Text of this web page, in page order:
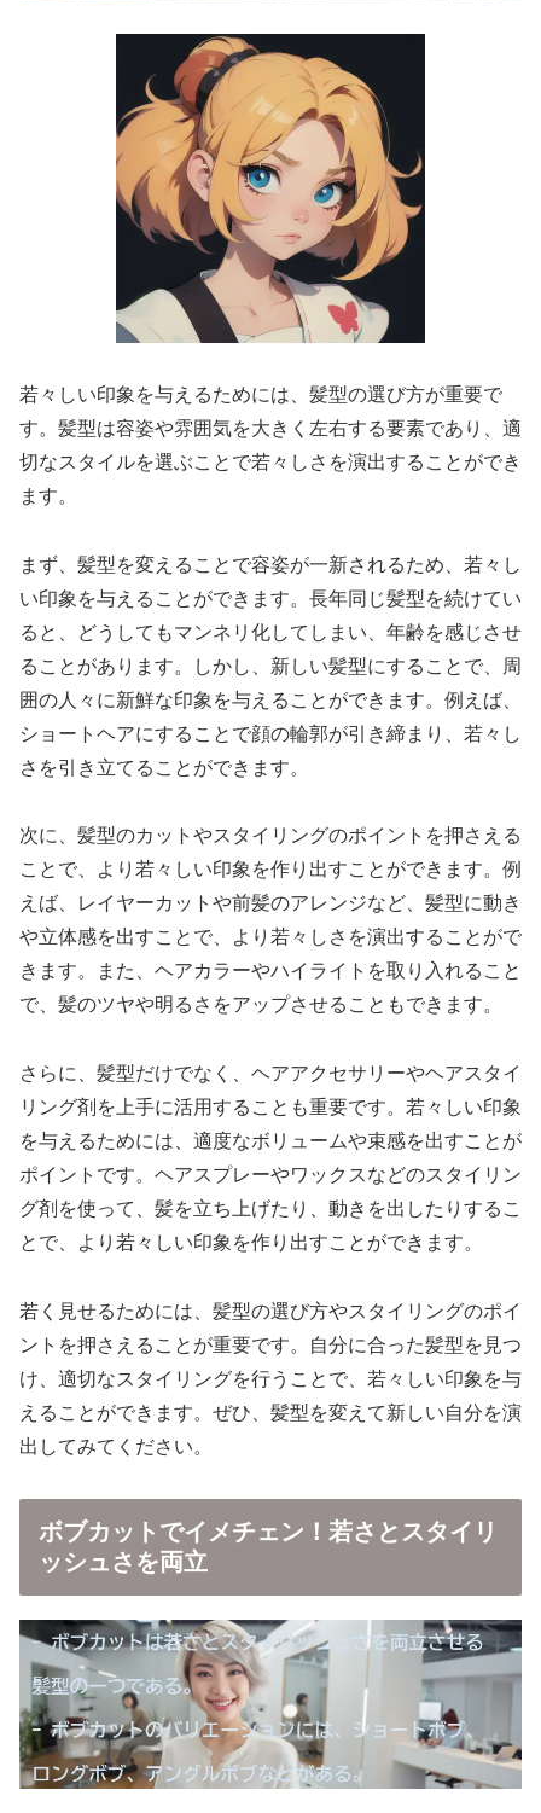
若々しい印象を与えるためには、髪型の選び方が重要で
す。髪型は容姿や雰囲気を大きく左右する要素であり、適
切なスタイルを選ぶことで若々しさを演出することができ
ます。
まず、髪型を変えることで容姿が一新されるため、若々し
い印象を与えることができます。長年同じ髪型を続けてい
ると、どうしてもマンネリ化してしまい、年齢を感じさせ
ることがあります。しかし、新しい髪型にすることで、周
囲の人々に新鮮な印象を与えることができます。例えば、
ショートヘアにすることで顔の輪郭が引き締まり、若々し
さを引き立てることができます。
次に、髪型のカットやスタイリングのポイントを押さえる
ことで、より若々しい印象を作り出すことができます。例
えば、レイヤーカットや前髪のアレンジなど、髪型に動き
や立体感を出すことで、より若々しさを演出することがで
きます。また、ヘアカラーやハイライトを取り入れること
で、髪のツヤや明るさをアップさせることもできます。
さらに、髪型だけでなく、ヘアアクセサリーやヘアスタイ
リング剤を上手に活用することも重要です。若々しい印象
を与えるためには、適度なボリュームや束感を出すことが
ポイントです。ヘアスプレーやワックスなどのスタイリン
グ剤を使って、髪を立ち上げたり、動きを出したりするこ
とで、より若々しい印象を作り出すことができます。
若く見せるためには、髪型の選び方やスタイリングのポイ
ントを押さえることが重要です。自分に合った髪型を見つ
け、適切なスタイリングを行うことで、若々しい印象を与
えることができます。ぜひ、髪型を変えて新しい自分を演
出してみてください。
ボブカットでイメチェン！若さとスタイリ
ッシュさを両立